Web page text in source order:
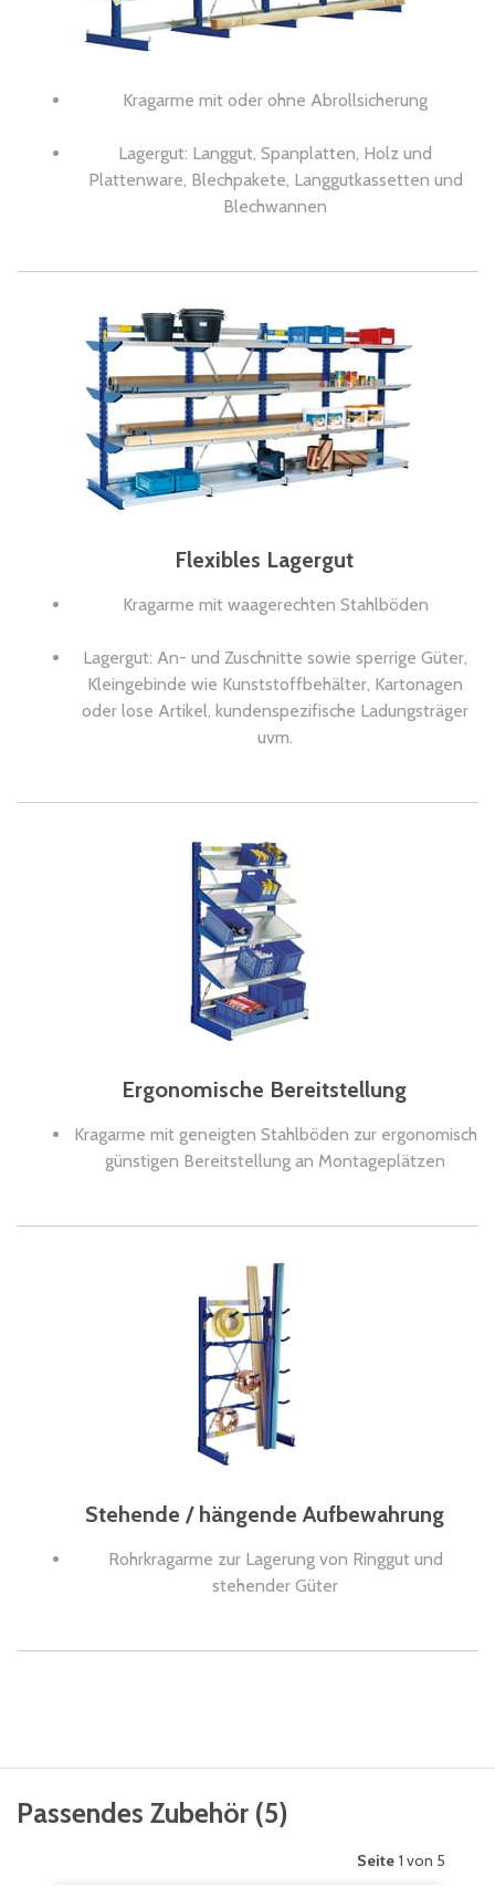
Kragarme mit oder ohne Abrollsicherung
Lagergut: Langgut, Spanplatten, Holz und
Plattenware, Blechpakete, Langgutkassetten und
Blechwannen
Flexibles Lagergut
Kragarme mit waagerechten Stahlböden
Lagergut: An- und Zuschnitte sowie sperrige Güter,
Kleingebinde wie Kunststoffbehälter, Kartonagen
oder lose Artikel, kundenspezifische Ladungsträger
uvm.
Ergonomische Bereitstellung
Kragarme mit geneigten Stahlböden zur ergonomisch
günstigen Bereitstellung an Montageplätzen
Stehende / hängende Aufbewahrung
Rohrkragarme zur Lagerung von Ringgut und
stehender Güter
Passendes Zubehör (5)
Seite 1 von 5